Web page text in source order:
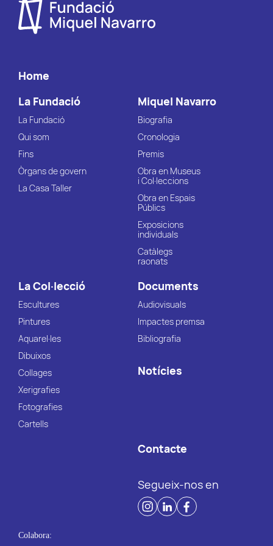
Home
La Fundació
La Fundació
Qui som
Fins
Òrgans de govern
La Casa Taller
Miquel Navarro
Biografia
Cronologia
Premis
Obra en Museus
i Col·leccions
Obra en Espais
Públics
Exposicions
individuals
Catàlegs
raonats
La Col·lecció
Escultures
Pintures
Aquarel·les
Dibuixos
Collages
Xerigrafies
Fotografies
Cartells
Documents
Audiovisuals
Impactes premsa
Bibliografia
Notícies
Contacte
Segueix-nos en